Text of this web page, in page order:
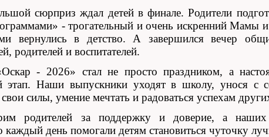
сюрприз ждал детей в финале. Родители
- трогательный и очень искренний Мамы
вернулись в детство. А завершился вечер
родителей и воспитателей.
- 2026» стал не просто праздником, а
этап. Наши выпускники уходят в школу, унося с
силы, умение мечтать и радоваться успехам
родителей за поддержку и доверие, а наших
каждый день помогали детям становиться чуточку